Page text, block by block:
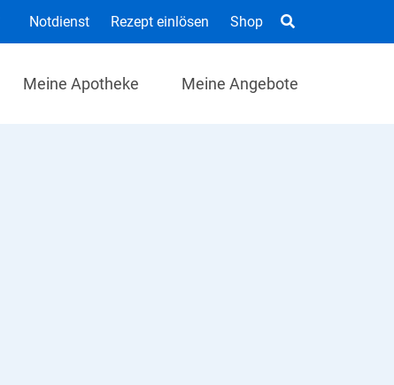
Notdienst Rezept einlösen Shop
Meine Apotheke Meine Angebote